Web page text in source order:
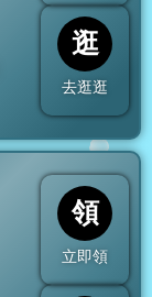
逛
去逛逛
領
立即領